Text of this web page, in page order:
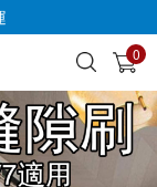
0
查看